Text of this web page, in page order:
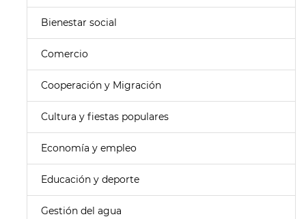
Bienestar social
Comercio
Cooperación y Migración
Cultura y fiestas populares
Economía y empleo
Educación y deporte
Gestión del agua